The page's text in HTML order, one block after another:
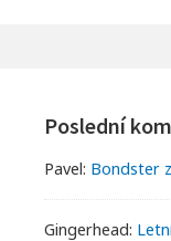
Widgets
Poslední
Pavel: Bondster
Gingerhead: